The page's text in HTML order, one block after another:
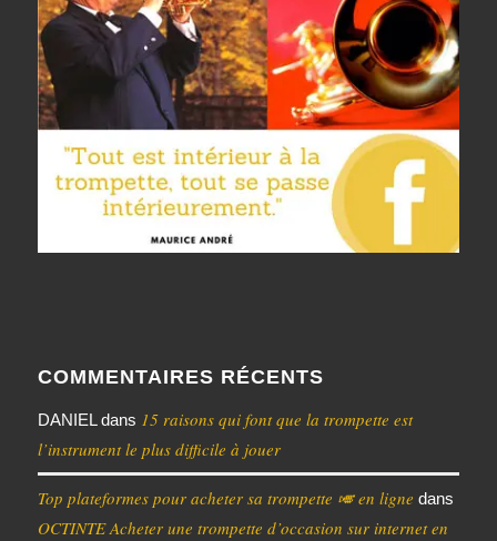
COMMENTAIRES RÉCENTS
DANIELdans 15 raisons qui font que la trompette est
l’instrument le plus difficile à jouer
Top plateformes pour acheter sa trompette 🎺 en ligne dans
OCTINTE Acheter une trompette d’occasion sur internet en